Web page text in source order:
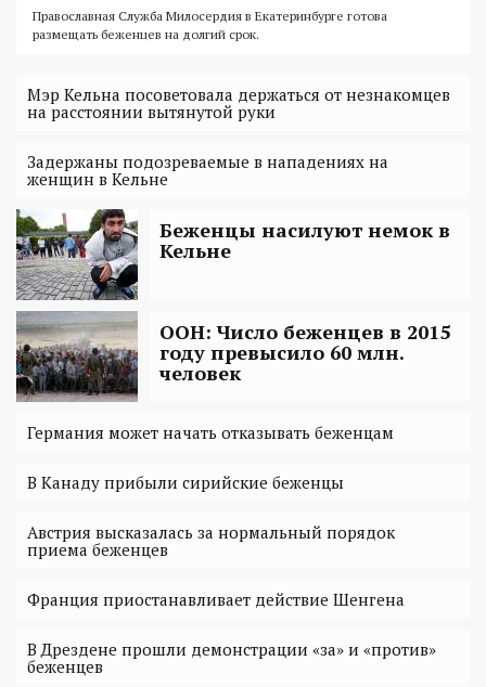
Православная Служба Милосердия в Екатеринбурге готова
размещать беженцев на долгий срок.
Мэр Кельна посоветовала держаться от незнакомцев
на расстоянии вытянутой руки
Задержаны подозреваемые в нападениях на
женщин в Кельне
Беженцы насилуют немок в
Кельне
ООН: Число беженцев в 2015
году превысило 60 млн.
человек
Германия может начать отказывать беженцам
В Канаду прибыли сирийские беженцы
Австрия высказалась за нормальный порядок
приема беженцев
Франция приостанавливает действие Шенгена
В Дрездене прошли демонстрации «за» и «против»
беженцев